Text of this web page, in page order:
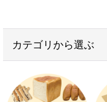
『コッペパンを半
カテゴリから選ぶ